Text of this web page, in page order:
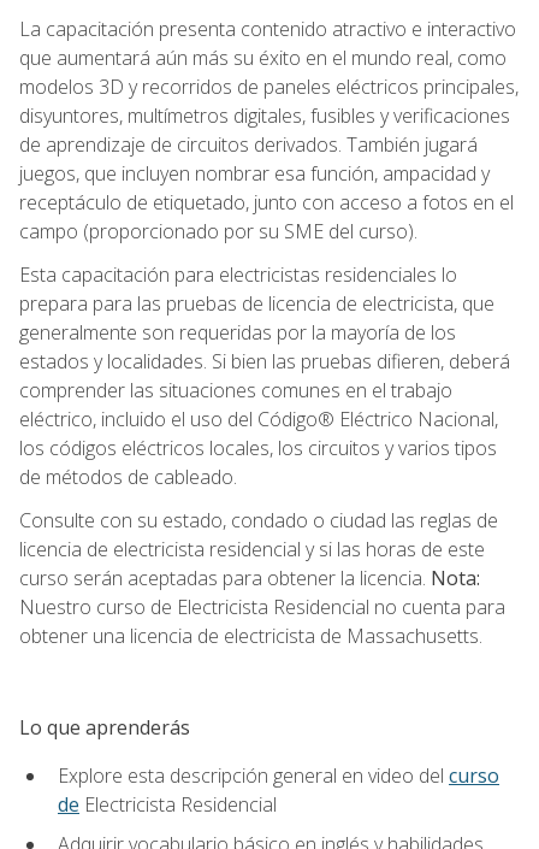
La capacitación presenta contenido atractivo e interactivo
que aumentará aún más su éxito en el mundo real, como
modelos 3D y recorridos de paneles eléctricos principales,
disyuntores, multímetros digitales, fusibles y verificaciones
de aprendizaje de circuitos derivados. También jugará
juegos, que incluyen nombrar esa función, ampacidad y
receptáculo de etiquetado, junto con acceso a fotos en el
campo (proporcionado por su SME del curso).
Esta capacitación para electricistas residenciales lo
prepara para las pruebas de licencia de electricista, que
generalmente son requeridas por la mayoría de los
estados y localidades. Si bien las pruebas difieren, deberá
comprender las situaciones comunes en el trabajo
eléctrico, incluido el uso del Código® Eléctrico Nacional,
los códigos eléctricos locales, los circuitos y varios tipos
de métodos de cableado.
Consulte con su estado, condado o ciudad las reglas de
licencia de electricista residencial y si las horas de este
curso serán aceptadas para obtener la licencia. Nota:
Nuestro curso de Electricista Residencial no cuenta para
obtener una licencia de electricista de Massachusetts.
Lo que aprenderás
Explore esta descripción general en video del curso
de Electricista Residencial
Adquirir vocabulario básico en inglés y habilidades